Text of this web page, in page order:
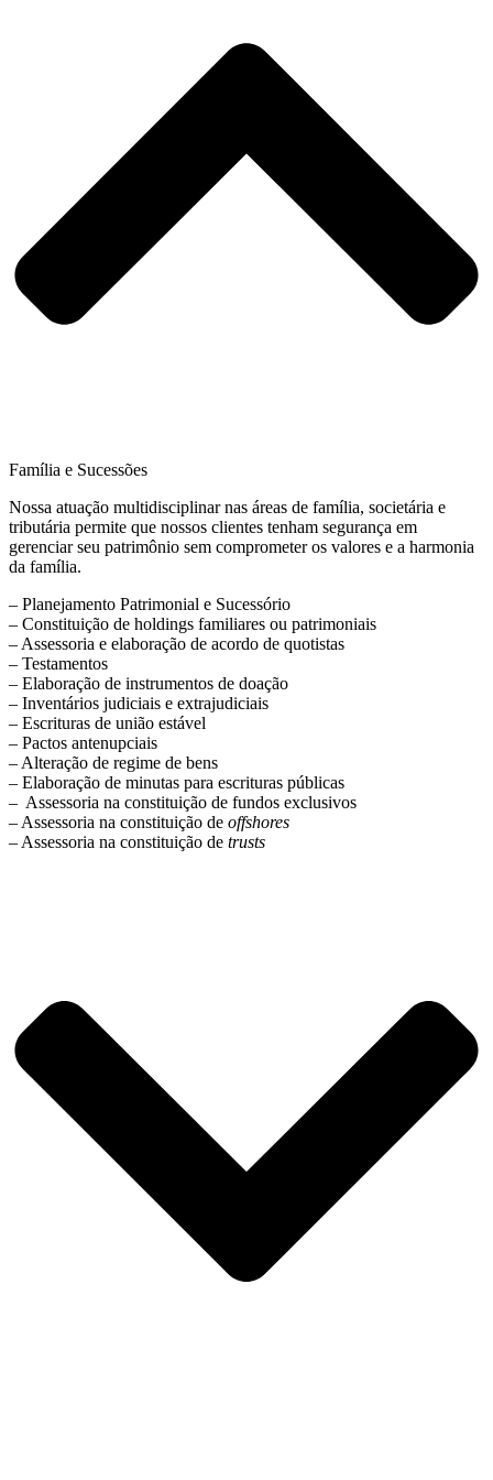
Família e Sucessões
Nossa atuação multidisciplinar nas áreas de família, societária e
tributária permite que nossos clientes tenham segurança em
gerenciar seu patrimônio sem comprometer os valores e a harmonia
da família.
– Planejamento Patrimonial e Sucessório
– Constituição de holdings familiares ou patrimoniais
– Assessoria e elaboração de acordo de quotistas
– Testamentos
– Elaboração de instrumentos de doação
– Inventários judiciais e extrajudiciais
– Escrituras de união estável
– Pactos antenupciais
– Alteração de regime de bens
– Elaboração de minutas para escrituras públicas
– Assessoria na constituição de fundos exclusivos
– Assessoria na constituição de offshores
– Assessoria na constituição de trusts